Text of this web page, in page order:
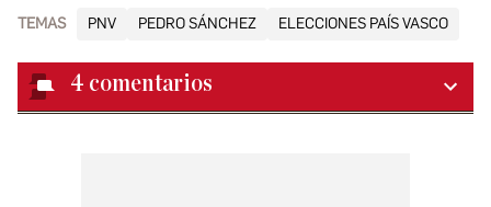
TEMAS PNV PEDRO SÁNCHEZ ELECCIONES PAÍS VASCO
4 comentarios